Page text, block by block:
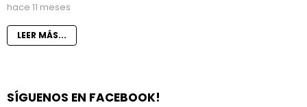
hace 11 meses
LEER MÁS...
SÍGUENOS EN FACEBOOK!